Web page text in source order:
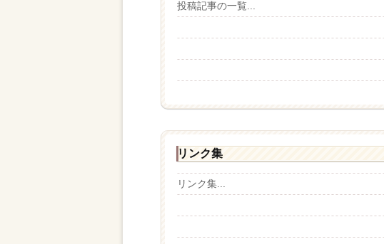
投稿記事の一覧...
リンク集
リンク集...